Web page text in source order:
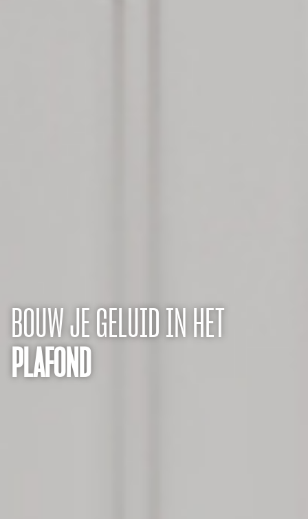
BOUW JE GELUID IN HET
PLAFOND